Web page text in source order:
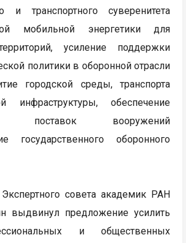
и транспортного суверенитета
мобильной энергетики для
усиление поддержки
политики в оборонной отрасли
городской среды, транспорта
инфраструктуры, обеспечение
поставок вооружений
государственного оборонного
совета академик РАН
выдвинул предложение усилить
и общественных